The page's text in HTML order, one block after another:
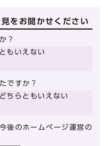
をお聞かせください
？
もいえない
ですか？
どちらともいえない
後のホームページ運営の